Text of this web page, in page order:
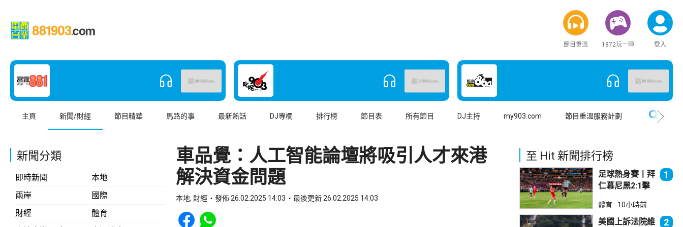
節目重溫 1872玩一陣 登入
主頁 新聞/財經 節目精華 馬路的事 最新熱話 DJ專欄 排行榜 節目表 所有節目 DJ主持 my903.com 節目重溫服務計劃
新聞分類
即時新聞
本地
兩岸
國際
財經
體育
車品覺：人工智能論壇將吸引人才來港
解決資金問題
本地, 財經 發佈 26.02.2025 14:03 最後更新 26.02.2025 14:03
Share to Facebook
Share to WhatsApp
至 Hit 新聞排行榜
足球熱身賽丨拜
仁慕尼黑2:1擊
1
體育 10小時前
美國上訴法院維 2